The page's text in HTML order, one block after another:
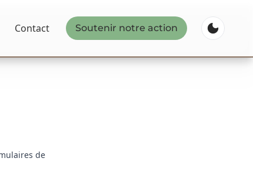
Contact Soutenir notre action
de